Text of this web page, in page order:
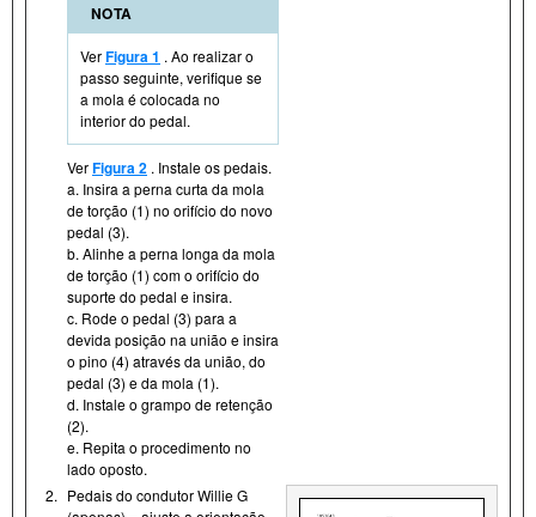
NOTA
VerFigura 1 . Ao realizar o
passo seguinte, verifique se
a mola é colocada no
interior do pedal.
VerFigura 2 . Instale os pedais.
a. Insira a perna curta da mola
de torção (1) no orifício do novo
pedal (3).
b. Alinhe a perna longa da mola
de torção (1) com o orifício do
suporte do pedal e insira.
c. Rode o pedal (3) para a
devida posição na união e insira
o pino (4) através da união, do
pedal (3) e da mola (1).
d. Instale o grampo de retenção
(2).
e. Repita o procedimento no
lado oposto.
2. Pedais do condutor Willie G